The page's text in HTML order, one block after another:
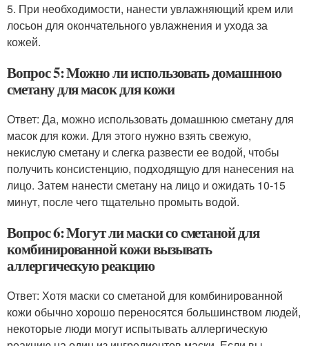
5. При необходимости, нанести увлажняющий крем или
лосьон для окончательного увлажнения и ухода за
кожей.
Вопрос 5: Можно ли использовать домашнюю
сметану для масок для кожи
Ответ: Да, можно использовать домашнюю сметану для
масок для кожи. Для этого нужно взять свежую,
некислую сметану и слегка развести ее водой, чтобы
получить консистенцию, подходящую для нанесения на
лицо. Затем нанести сметану на лицо и ожидать 10-15
минут, после чего тщательно промыть водой.
Вопрос 6: Могут ли маски со сметаной для
комбинированной кожи вызывать
аллергическую реакцию
Ответ: Хотя маски со сметаной для комбинированной
кожи обычно хорошо переносятся большинством людей,
некоторые люди могут испытывать аллергическую